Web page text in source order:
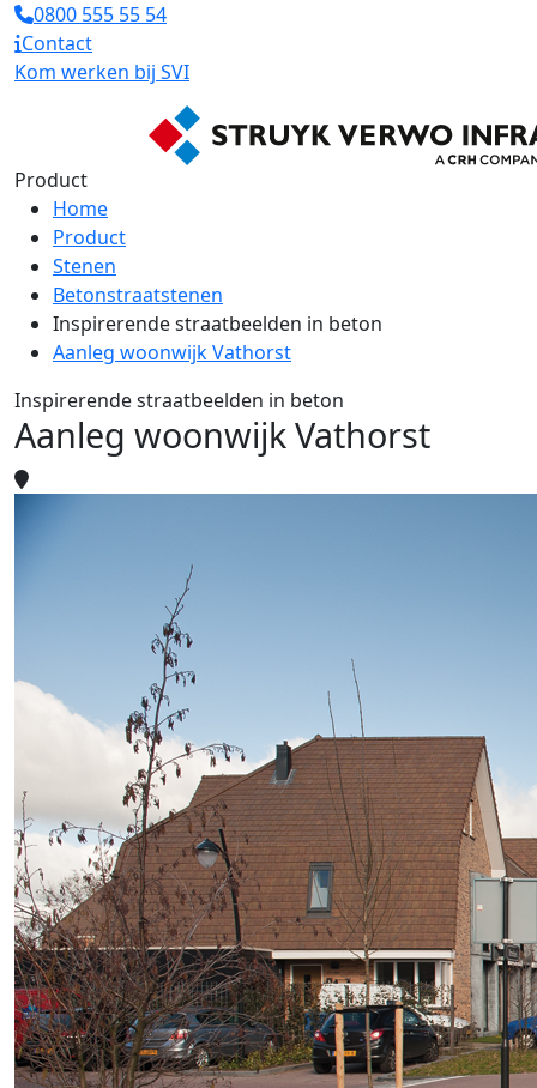
0800 555 55 54
Contact
Kom werken bij SVI
Product
Home
Product
Stenen
Betonstraatstenen
Inspirerende straatbeelden in beton
Aanleg woonwijk Vathorst
Inspirerende straatbeelden in beton
Aanleg woonwijk Vathorst